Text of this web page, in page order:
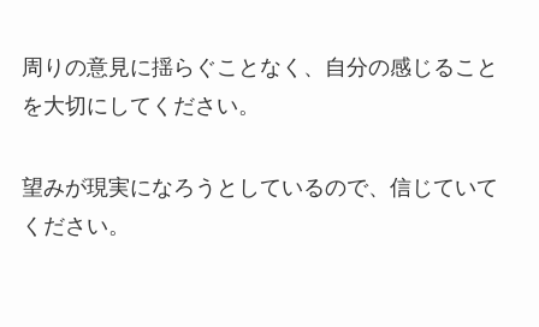
周りの意見に揺らぐことなく、自分の感じること
を大切にしてください。
望みが現実になろうとしているので、信じていて
ください。